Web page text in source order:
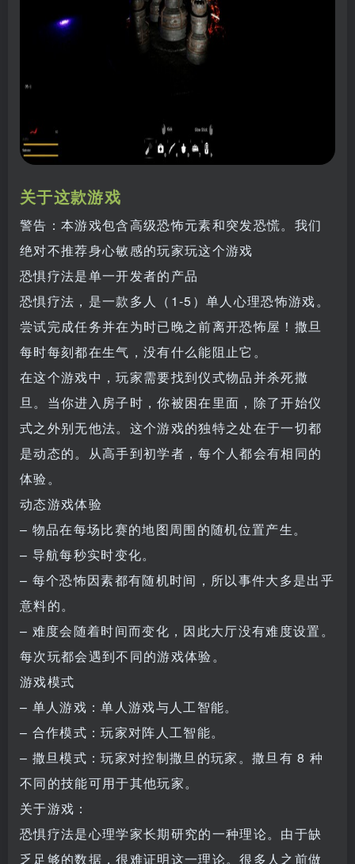
关于这款游戏
警告：本游戏包含高级恐怖元素和突发恐慌。我们
绝对不推荐身心敏感的玩家玩这个游戏
恐惧疗法是单一开发者的产品
恐惧疗法，是一款多人（1-5）单人心理恐怖游戏。
尝试完成任务并在为时已晚之前离开恐怖屋！撒旦
每时每刻都在生气，没有什么能阻止它。
在这个游戏中，玩家需要找到仪式物品并杀死撒
旦。当你进入房子时，你被困在里面，除了开始仪
式之外别无他法。这个游戏的独特之处在于一切都
是动态的。从高手到初学者，每个人都会有相同的
体验。
动态游戏体验
– 物品在每场比赛的地图周围的随机位置产生。
– 导航每秒实时变化。
– 每个恐怖因素都有随机时间，所以事件大多是出乎
意料的。
– 难度会随着时间而变化，因此大厅没有难度设置。
每次玩都会遇到不同的游戏体验。
游戏模式
– 单人游戏：单人游戏与人工智能。
– 合作模式：玩家对阵人工智能。
– 撒旦模式：玩家对控制撒旦的玩家。撒旦有 8 种
不同的技能可用于其他玩家。
关于游戏：
恐惧疗法是心理学家长期研究的一种理论。由于缺
乏足够的数据，很难证明这一理论。很多人之前做